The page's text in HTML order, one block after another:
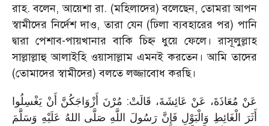
রাহ. বলেন, আয়েশা রা. (মহিলাদের) বলেছেন, তোমরা আপন
স্বামীদের নির্দেশ দাও, তারা যেন (ঢিলা ব্যবহারের পর) পানি
দ্বারা পেশাব-পায়খানার বাকি চিহ্ন ধুয়ে ফেলে। রাসূলুল্লাহ
সাল্লাল্লাহু আলাইহি ওয়াসাল্লাম এমনই করতেন। আমি তাদের
(তোমাদের স্বামীদের) বলতে লজ্জাবোধ করছি।
عَنْ مُعَاذَةَ، عَنْ عَائِشَةَ، قَالَتْ: مُرْنَ أَزْوَاجَكُنَّ أَنْ يَغْسِلُوا
أَثَرَ الْغَائِطِ وَالْبَوْلِ فَإِنَّ رَسُولَ اللَّهِ صَلَّى اللهُ عَلَيْهِ وَسَلَّمَ